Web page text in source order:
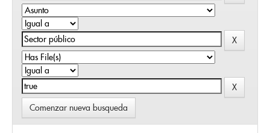
Comenzar nueva busqueda